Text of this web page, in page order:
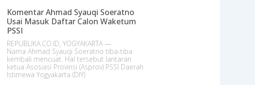
Komentar Ahmad Syauqi Soeratno
Usai Masuk Daftar Calon Waketum
PSSI
REPUBLIKA.CO.ID, YOGYAKARTA —
Nama Ahmad Syauqi Soeratno tiba-tiba
kembali mencuat. Hal tersebut lantaran
ketua Asosiasi Provinsi (Asprov) PSSI Daerah
Istimewa Yogyakarta (DIY)